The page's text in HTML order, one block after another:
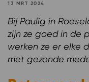
13 MRT 2024
Bij Paulig in
zijn ze goed in de
werken ze er elke
met gezonde